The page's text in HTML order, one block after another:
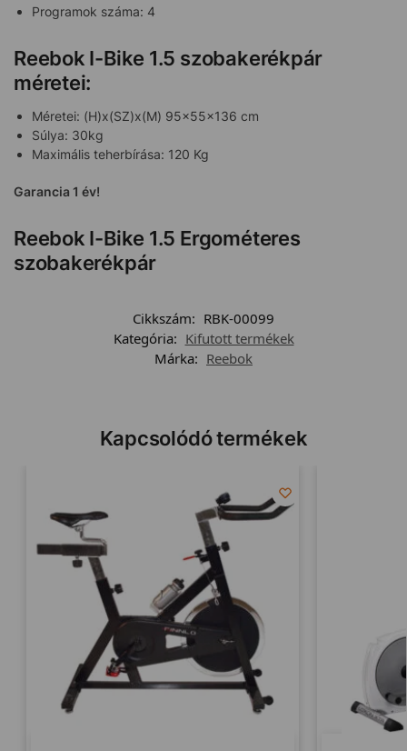
Programok száma: 4
Reebok I-Bike 1.5 szobakerékpár
méretei:
Méretei: (H)x(SZ)x(M) 95x55x136 cm
Súlya: 30kg
Maximális teherbírása: 120 Kg
Garancia 1 év!
Reebok I-Bike 1.5 Ergométeres
szobakerékpár
Cikkszám: RBK-00099
Kategória: Kifutott termékek
Márka: Reebok
Kapcsolódó termékek